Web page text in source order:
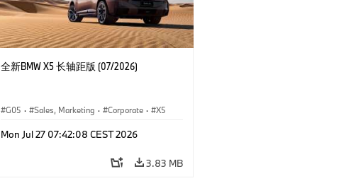
全新BMW X5 长轴距版 (07/2026)
G05 · Sales, Marketing · Corporate · X5
Mon Jul 27 07:42:08 CEST 2026
3.83 MB